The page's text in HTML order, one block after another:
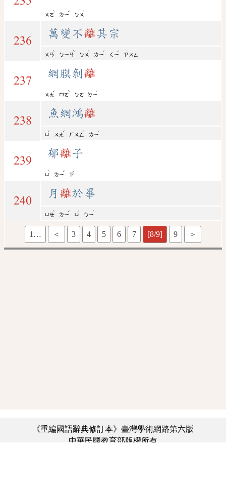
ㄨㄛ
ˋ
ㄌㄧ
ˊ
ㄅㄨ
ˋ
236
萬變不離其宗
ㄨㄢ
ˋ
ㄅㄧㄢ
ˋ
ㄅㄨ
ˋ
ㄌㄧ
ˊ
ㄑㄧ
ˊ
ㄗㄨㄥ
237
網膜剝離
ㄨㄤ
ˇ
ㄇㄛ
ˋ
ㄅㄛ ㄌㄧ
ˊ
238
魚網鴻離
ㄩ
ˊ
ㄨㄤ
ˇ
ㄏㄨㄥ
ˊ
ㄌㄧ
ˊ
239
郁離子
ㄩ
ˋ
ㄌㄧ
ˊ
ㄗ
ˇ
240
月 離於畢
ㄩㄝ
ˋ
ㄌㄧ
ˊ
ㄩ
ˊ
ㄅㄧ
ˋ
1… ＜ 3 4 5 6 7 [8/9] 9 ＞
《重編國語辭典修訂本》臺灣學術網路第六版
中華民國教育部版權所有